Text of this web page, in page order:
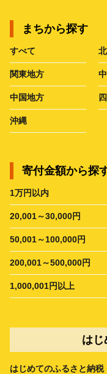
まちから探す
すべて
関東地方
中国地方
沖縄
寄付金額から探
1万円以内
20,001～30,000円
50,001～100,000円
200,001～500,000円
1,000,001円以上
はじ
はじめてのふるさと納税